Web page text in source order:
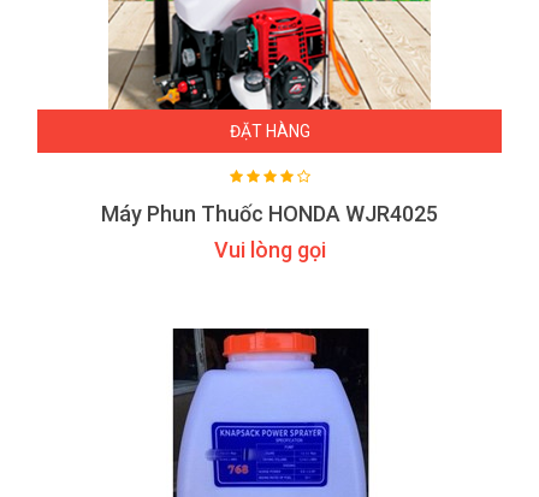
ĐẶT HÀNG
Máy Phun Thuốc HONDA WJR4025
Vui lòng gọi